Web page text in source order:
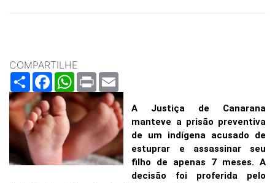
COMPARTILHE
ShareFacebookWhatsApp
Print
A Justiça de Canarana
manteve a prisão preventiva
de um indígena acusado de
estuprar e assassinar seu
filho de apenas 7 meses. A
decisão foi proferida pelo